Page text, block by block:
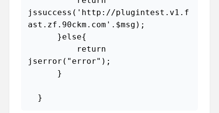
jssuccess('http://plugintest.v1.f
ast.zf.90ckm.com'.$msg);
jserror("error");
  }